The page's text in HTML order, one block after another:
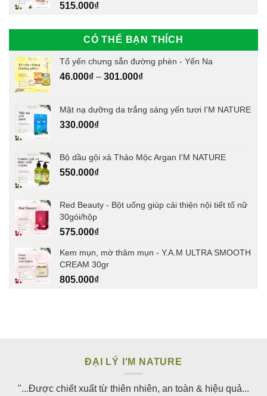
515.000₫
CÓ THỂ BẠN THÍCH
Tổ yến chưng sẵn đường phèn - Yến Na
46.000₫ – 301.000₫
Mặt nạ dưỡng da trắng sáng yến tươi I'M NATURE
330.000₫
Bộ dầu gội xả Thảo Mộc Argan I'M NATURE
550.000₫
Red Beauty - Bột uống giúp cải thiện nội tiết tố nữ
30gói/hộp
575.000₫
Kem mụn, mờ thâm mụn - Y.A.M ULTRA SMOOTH
CREAM 30gr
805.000₫
ĐẠI LÝ I'M NATURE
"...Được chiết xuất từ thiên nhiên, an toàn & hiệu quả...